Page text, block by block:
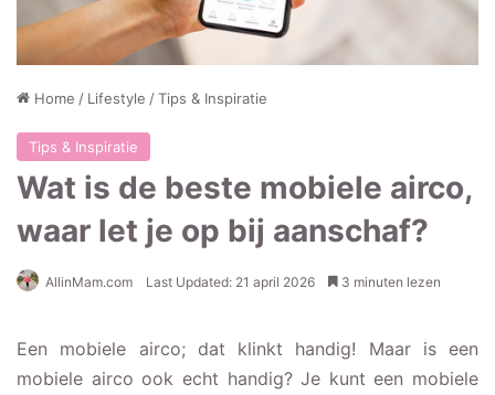
Home / Lifestyle /Tips & Inspiratie
Tips & Inspiratie
Wat is de beste mobiele airco,
waar let je op bij aanschaf?
AllinMam.com Last Updated: 21 april 2026 3 minuten lezen
Een mobiele airco; dat klinkt handig! Maar is een
mobiele airco ook echt handig? Je kunt een mobiele